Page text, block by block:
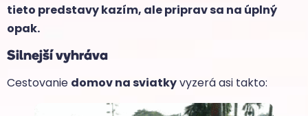
tieto predstavy kazím, ale priprav sa na úplný
opak.
Silnejší vyhráva
Cestovanie domov na sviatkyvyzerá asi takto: